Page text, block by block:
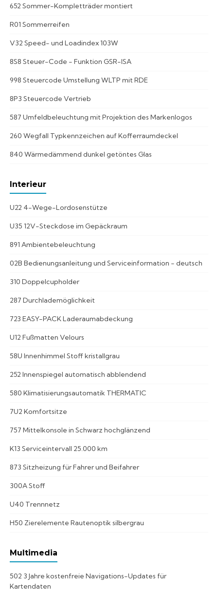
652 Sommer-Kompletträder montiert
R01 Sommerreifen
V32 Speed- und Loadindex 103W
8S8 Steuer-Code - Funktion GSR-ISA
998 Steuercode Umstellung WLTP mit RDE
8P3 Steuercode Vertrieb
587 Umfeldbeleuchtung mit Projektion des Markenlogos
260 Wegfall Typkennzeichen auf Kofferraumdeckel
840 Wärmedämmend dunkel getöntes Glas
Interieur
U22 4-Wege-Lordosenstütze
U35 12V-Steckdose im Gepäckraum
891 Ambientebeleuchtung
02B Bedienungsanleitung und Serviceinformation - deutsch
310 Doppelcupholder
287 Durchlademöglichkeit
723 EASY-PACK Laderaumabdeckung
U12 Fußmatten Velours
58U Innenhimmel Stoff kristallgrau
252 Innenspiegel automatisch abblendend
580 Klimatisierungsautomatik THERMATIC
7U2 Komfortsitze
757 Mittelkonsole in Schwarz hochglänzend
K13 Serviceintervall 25.000 km
873 Sitzheizung für Fahrer und Beifahrer
300A Stoff
U40 Trennnetz
H50 Zierelemente Rautenoptik silbergrau
Multimedia
502 3 Jahre kostenfreie Navigations-Updates für
Kartendaten